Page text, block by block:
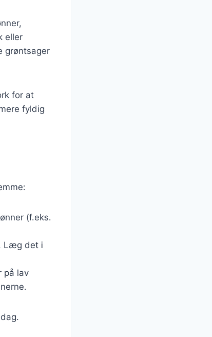
eller
grøntsager
for at
fyldig
(f.eks.
Læg det i
på lav